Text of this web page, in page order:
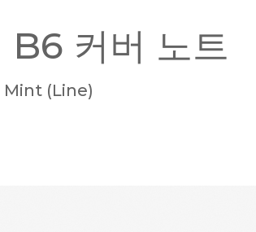
B6 커버 노트
Mint (Line)